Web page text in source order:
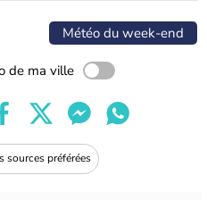
Météo du week-end
de ma ville
sources préférées